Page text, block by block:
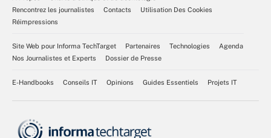
Rencontrez les journalistes
Contacts
Utilisation Des Cookies
Réimpressions
Site Web pour Informa TechTarget Partenaires Technologies
Agenda
Nos Journalistes et Experts
Dossier de Presse
E-Handbooks Conseils IT Opinions Guides Essentiels Projets IT